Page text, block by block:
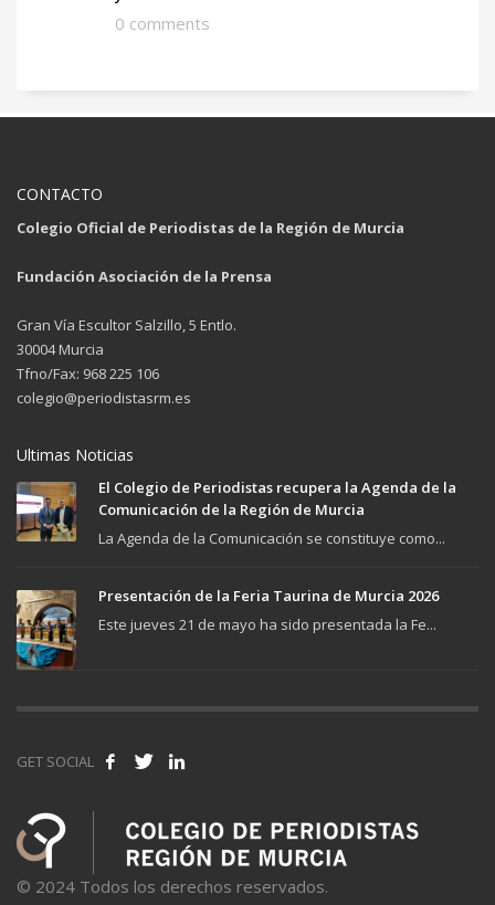
0 comments
CONTACTO
Colegio Oficial de Periodistas de la Región de Murcia
Fundación Asociación de la Prensa
Gran Vía Escultor Salzillo, 5 Entlo.
30004 Murcia
Tfno/Fax: 968 225 106
colegio@periodistasrm.es
Ultimas Noticias
El Colegio de Periodistas recupera la Agenda de la
Comunicación de la Región de Murcia
La Agenda de la Comunicación se constituye como...
Presentación de la Feria Taurina de Murcia 2026
Este jueves 21 de mayo ha sido presentada la Fe...
GET SOCIAL
© 2024 Todos los derechos reservados.